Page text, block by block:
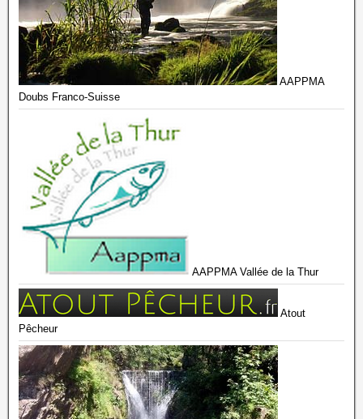
AAPPMA
Doubs Franco-Suisse
AAPPMA Vallée de la Thur
Atout
Pêcheur